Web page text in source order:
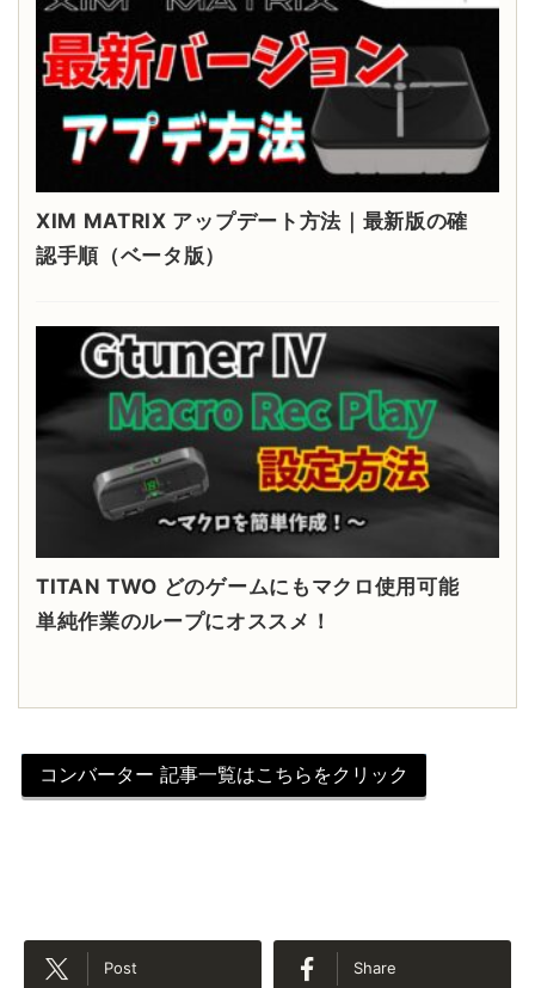
XIM MATRIX アップデート方法｜最新版の確
認手順（ベータ版）
TITAN TWO どのゲームにもマクロ使用可能
単純作業のループにオススメ！
コンバーター 記事一覧はこちらをクリック
Post Share